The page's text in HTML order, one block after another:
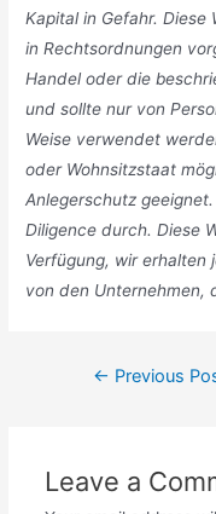
Kapital in Gefahr.
in Rechtsordnungen
Handel oder die
und sollte nur von
Weise verwendet
oder Wohnsitzstaat
Anlegerschutz
Diligence durch. Diese
Verfügung, wir erhalten
von den Unternehmen,
Post← Previous
Leave a